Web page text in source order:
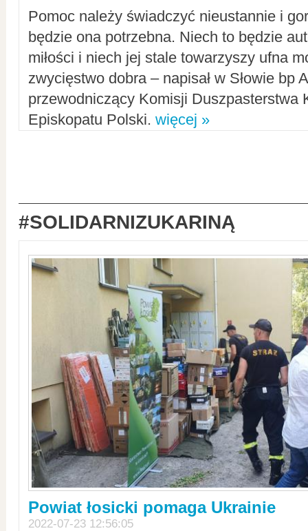
Pomoc należy świadczyć nieustannie i
będzie ona potrzebna. Niech to będzie
miłości i niech jej stale towarzyszy ufna
zwycięstwo dobra – napisał w Słowie bp
przewodniczący Komisji Duszpasterstwa
Episkopatu Polski. więcej »
#SOLIDARNIZUKARINĄ
Powiat łosicki pomaga Ukrainie
2022-07-23 12:56:05